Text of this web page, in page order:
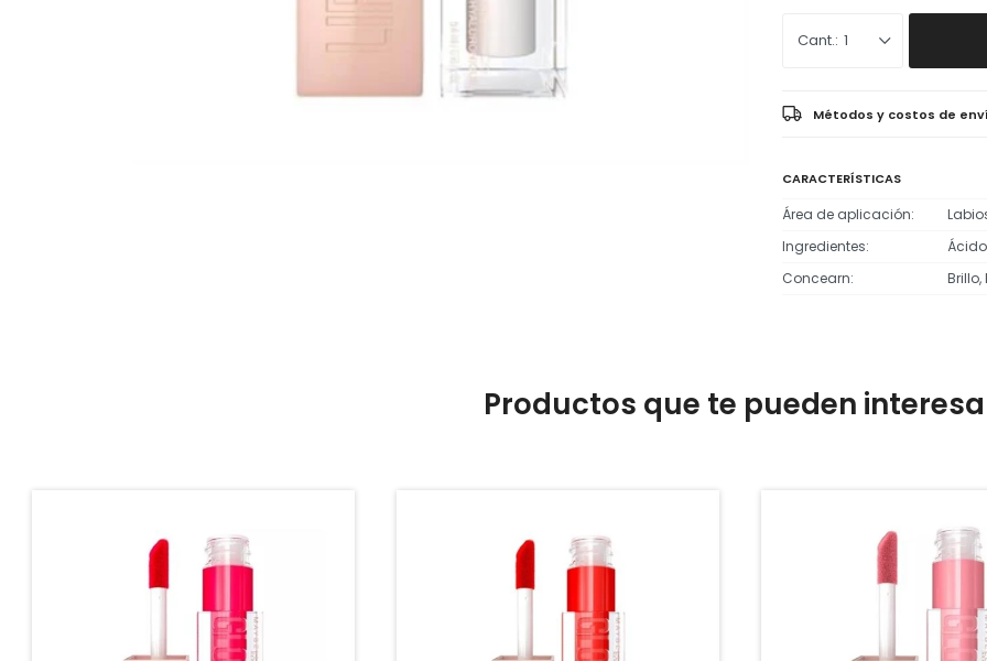
1
Métodos y costos de
CARACTERÍSTICAS
Área de aplicación
Ingredientes
Concearn
Productos que te pueden